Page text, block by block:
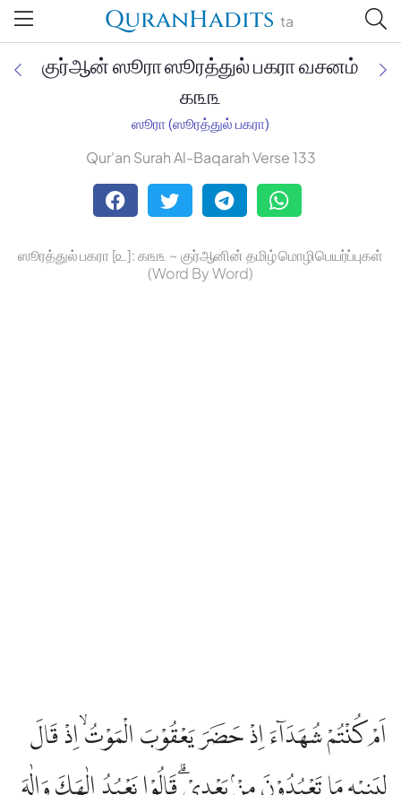
QuranHadits ta
Jan Trust Foundation
Mufti Omar Sheriff Qasimi,
குர்ஆன் ஸூரா ஸூரத்துல் பகரா வசனம்
௧௩௩
ஸூரா (ஸூரத்துல் பகரா)
Qur'an Surah Al-Baqarah Verse 133
ஸூரத்துல் பகரா [௨]: ௧௩௩ ~ குர்ஆனின் தமிழ் மொழிபெயர்ப்புகள்
(Word By Word)
اَمْ كُنْتُمْ شُهَدَاۤءَ اِذْ حَضَرَ يَعْقُوْبَ الْمَوْتُۙ اِذْ قَالَ